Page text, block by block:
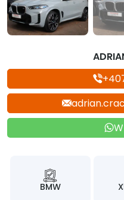
BMW